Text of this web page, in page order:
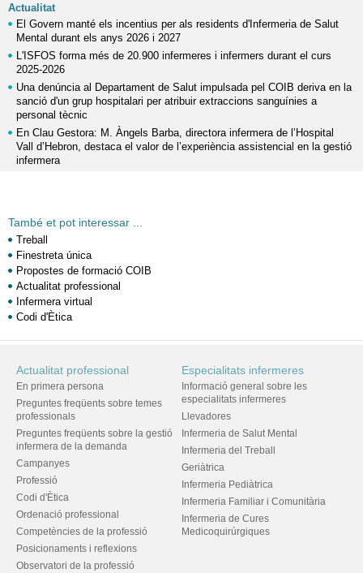
Actualitat
El Govern manté els incentius per als residents d'Infermeria de Salut
Mental durant els anys 2026 i 2027
L'ISFOS forma més de 20.900 infermeres i infermers durant el curs
2025-2026
Una denúncia al Departament de Salut impulsada pel COIB deriva en la
sanció d'un grup hospitalari per atribuir extraccions sanguínies a
personal tècnic
En Clau Gestora: M. Àngels Barba, directora infermera de l’Hospital
Vall d’Hebron, destaca el valor de l’experiència assistencial en la gestió
infermera
També et pot interessar ...
Treball
Finestreta única
Propostes de formació COIB
Actualitat professional
Infermera virtual
Codi d'Ètica
Actualitat professional
En primera persona
Preguntes freqüents sobre temes
professionals
Preguntes freqüents sobre la gestió
infermera de la demanda
Campanyes
Professió
Codi d'Ètica
Ordenació professional
Competències de la professió
Posicionaments i reflexions
Observatori de la professió
Especialitats infermeres
Informació general sobre les
especialitats infermeres
Llevadores
Infermeria de Salut Mental
Infermeria del Treball
Geriàtrica
Infermeria Pediàtrica
Infermeria Familiar i Comunitària
Infermeria de Cures
Medicoquirúrgiques